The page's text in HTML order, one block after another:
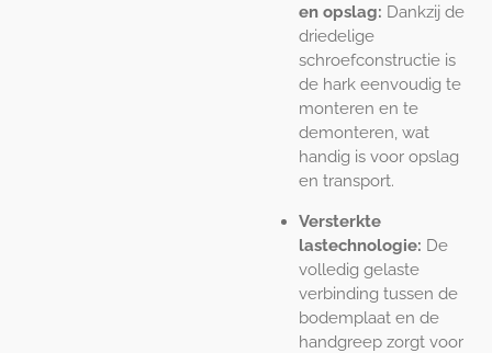
en opslag: Dankzij de
driedelige
schroefconstructie is
de hark eenvoudig te
monteren en te
demonteren, wat
handig is voor opslag
en transport.
Versterkte
lastechnologie: De
volledig gelaste
verbinding tussen de
bodemplaat en de
handgreep zorgt voor